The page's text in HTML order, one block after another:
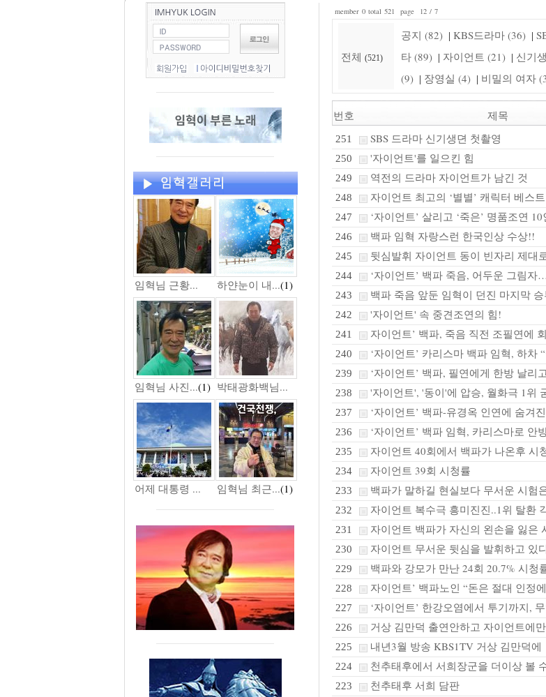
임혁님 근황... 하얀눈이 내...(1)
임혁님 사진...(1) 박태광화백님...
어제 대통령 ... 임혁님 최근...(1)
member 0 total 521 page 12 / 7
전체 (521)
공지 (82) | KBS드라마 (36) |
타 (89) | 자이언트 (21) | 신기
(9) | 장영실 (4) | 비밀의 여자
번호 제목
251 SBS 드라마 신기생뎐 첫촬영
250
'자이언트'를 일으킨 힘
249
역전의 드라마 자이언트가 남긴 것
248
자이언트 최고의 ‘별별’ 캐릭터 베스트
247
‘자이언트’ 살리고 ‘죽은’ 명품조연
246
백파 임혁 자랑스런 한국인상 수상!!
245
뒷심발휘 자이언트 동이 빈자리 제대
244
‘자이언트’ 백파 죽음, 어두운 그림자
243
백파 죽음 앞둔 임혁이 던진 마지막
242
'자이언트' 속 중견조연의 힘!
241
자이언트’ 백파, 죽음 직전 조필연에
240
‘자이언트’ 카리스마 백파 임혁, 하차
239
‘자이언트’ 백파, 필연에게 한방 날리
238
'자이언트', '동이'에 압승, 월화극 1위
237
‘자이언트’ 백파-유경옥 인연에 숨겨
236
‘자이언트’ 백파 임혁, 카리스마로 안
235
자이언트 40회에서 백파가 나온후 시
234
자이언트 39회 시청률
233
백파가 말하길 현실보다 무서운 시험
232
자이언트 복수극 흥미진진..1위 탈환
231
자이언트 백파가 자신의 왼손을 잃은
230
자이언트 무서운 뒷심을 발휘하고 있
229
백파와 강모가 만난 24회 20.7% 시청
228
자이언트’ 백파노인 “돈은 절대 인정
227
‘자이언트’ 한강오염에서 투기까지,
226
거상 김만덕 출연안하고 자이언트에
225
내년3월 방송 KBS1TV 거상 김만덕에
224
천추태후에서 서희장군을 더이상 볼
223
천추태후 서희 담판